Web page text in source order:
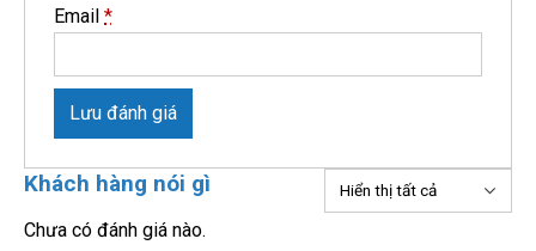
Email *
Lưu đánh giá
Khách hàng nói gì
Chưa có đánh giá nào.